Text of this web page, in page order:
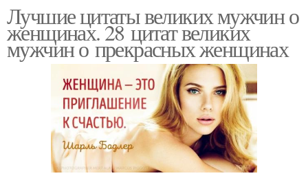
Лучшие цитаты великих мужчин о
женщинах. 28 цитат великих
мужчин о прекрасных женщинах